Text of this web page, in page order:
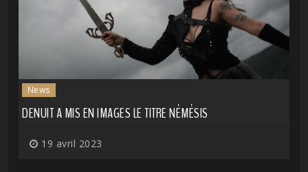
News
DENUIT A MIS EN IMAGES LE TITRE NÉMÉSIS
19 avril 2023